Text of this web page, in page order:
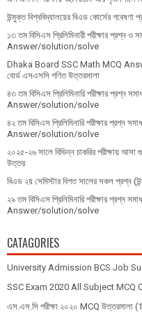
উন্মুক্ত বিশ্ববিদ্যালয়ের বিএড কোর্সের গবেষণা
১৩ তম বিসিএস প্রি‌লি‌মিনারী পরীক্ষার
Answer/solution/solve
Dhaka Board SSC Math MCQ
বোর্ড এসএসসি গণিত উত্তরমালা
৪৩ তম বিসিএস প্রিলিমিনারি পরীক্ষার
Answer/solution/solve
৪২ তম বিসিএস প্রিলিমিনারি পরীক্ষার
Answer/solution/solve
২০২৫-২৬ সালে বিভিন্ন চাকরির পরীক্ষায়
উত্তর
বিএড ২য় সেমিস্টার বিগত সালের সকল প্রশ্ন
২৯ তম বিসিএস প্রিলিমিনারি পরীক্ষার
Answer/solution/solve
CATAGORIES
University Admission BCS Job
SSC Exam 2020 All Subject
এস.এস.সি পরীক্ষা ২০২০ MCQ উত্তরমালা